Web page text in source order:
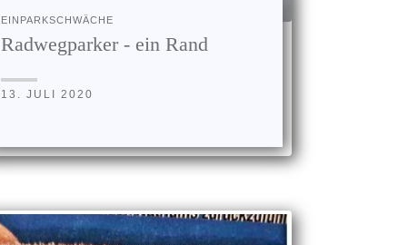
EINPARKSCHWÄCHE
Radwegparker - ein Rand
13. JULI 2020